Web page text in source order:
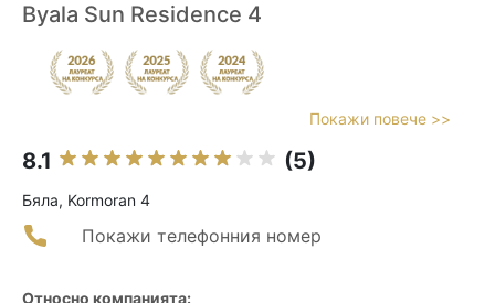
Byala Sun Residence 4
Покажи повече >>
8.1 (5)
Бяла, Kormoran 4
Покажи телефонния номер
Относно компанията: